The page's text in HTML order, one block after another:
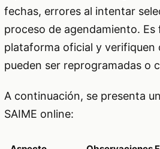
fechas, errores al intentar
proceso de agendamiento.
plataforma oficial y verifiquen
pueden ser reprogramadas o
A continuación, se presenta
SAIME online: